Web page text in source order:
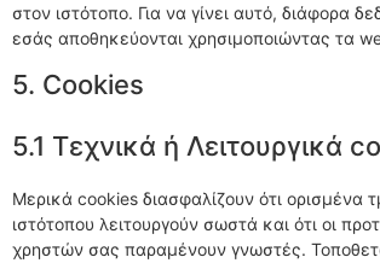
στον ιστότοπο. Για να γίνει αυτό, διάφορα
εσάς αποθηκεύονται χρησιμοποιώντας τα
5. Cookies
5.1 Τεχνικά ή Λειτουργικά
Μερικά cookies διασφαλίζουν ότι ορισμένα
ιστότοπου λειτουργούν σωστά και ότι οι
χρηστών σας παραμένουν γνωστές.